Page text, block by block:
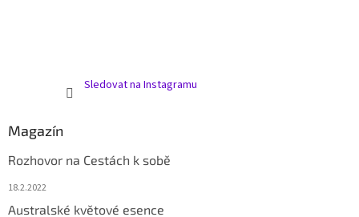
Sledovat na Instagramu
Magazín
Rozhovor na Cestách k sobě
18.2.2022
Australské květové esence